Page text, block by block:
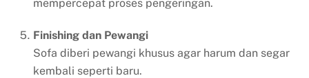
mempercepat proses pengeringan.
Finishing dan Pewangi
Sofa diberi pewangi khusus agar harum dan segar
kembali seperti baru.